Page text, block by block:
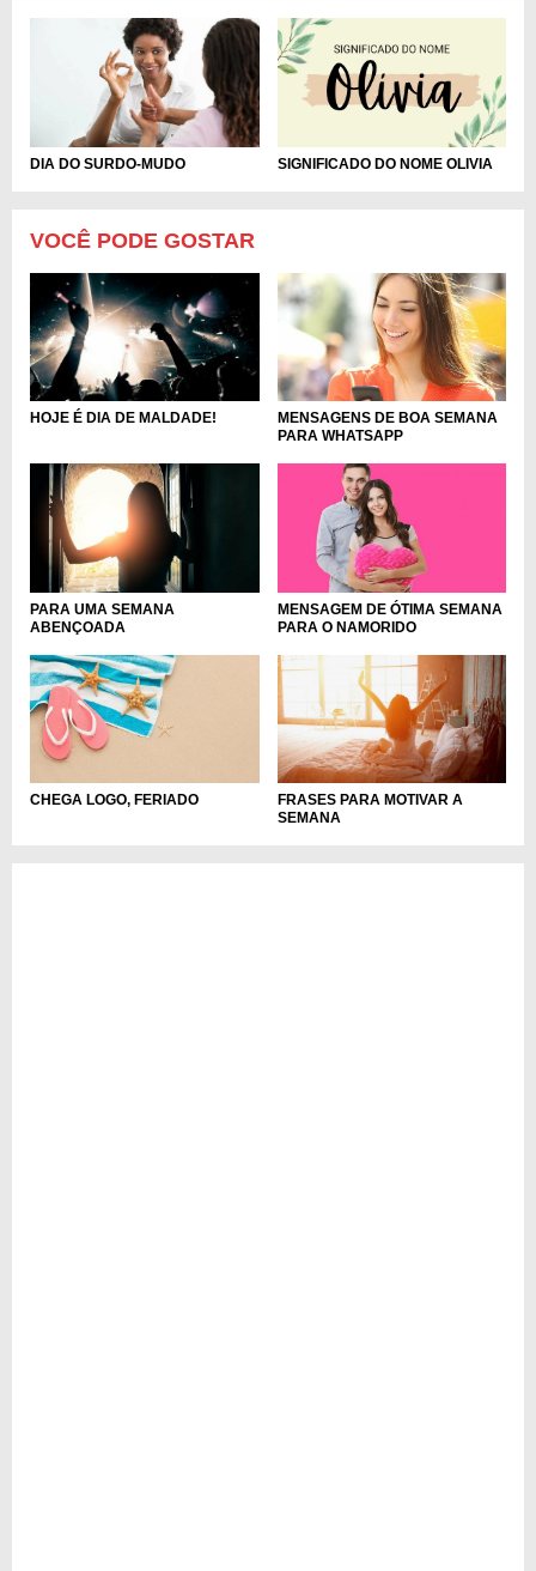
DIA DO SURDO-MUDO SIGNIFICADO DO NOME OLIVIA
VOCÊ PODE GOSTAR
HOJE É DIA DE MALDADE!
MENSAGENS DE BOA SEMANA
PARA WHATSAPP
PARA UMA SEMANA
ABENÇOADA
MENSAGEM DE ÓTIMA SEMANA
PARA O NAMORIDO
CHEGA LOGO, FERIADO
FRASES PARA MOTIVAR A
SEMANA